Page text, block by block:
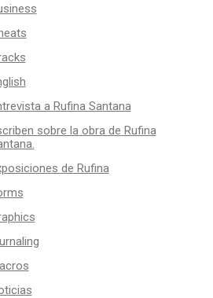
a Rufina Santana
sobre la obra de Rufina
de Rufina